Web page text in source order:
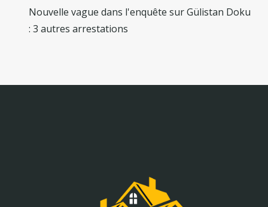
Nouvelle vague dans l'enquête sur Gülistan Doku
: 3 autres arrestations